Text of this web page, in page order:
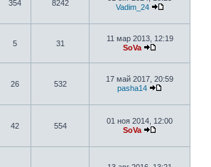
354 8242
Vadim_24
5 31
11 мар 2013, 12:19
SoVa
26 532
17 май 2017, 20:59
pasha14
42 554
01 ноя 2014, 12:00
SoVa